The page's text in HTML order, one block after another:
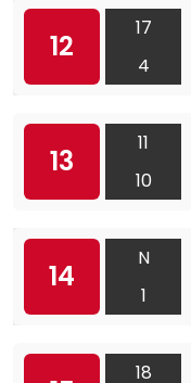
12
17
4
13
11
10
14
N
1
18